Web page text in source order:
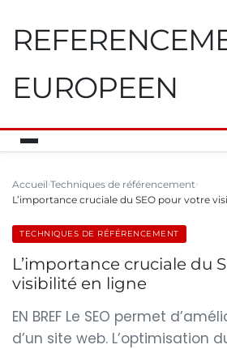
EUROPEEN
Accueil Techniques de référencement
L’importance cruciale du SEO pour votre
TECHNIQUES DE RÉFÉRENCEMENT
L’importance cruciale du
visibilité en ligne
EN BREF Le SEO permet
d’un site web. L’optimisation